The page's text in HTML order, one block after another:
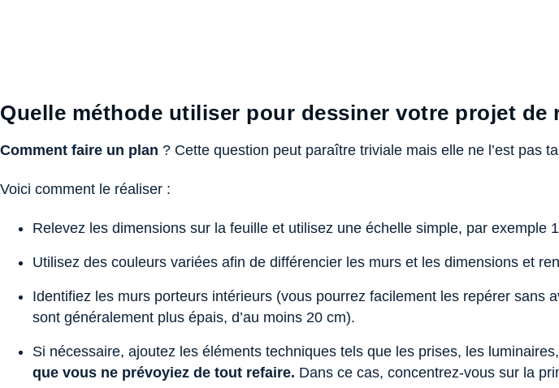
Quelle méthode utiliser pour dessiner votre projet de
Comment faire un plan ? Cette question peut paraître triviale mais elle ne l’est pas
Voici comment le réaliser :
Relevez les dimensions sur la feuille et utilisez une échelle simple, par exemple
Utilisez des couleurs variées afin de différencier les murs et les dimensions et
Identifiez les murs porteurs intérieurs (vous pourrez facilement les repérer sans
sont généralement plus épais, d’au moins 20 cm).
Si nécessaire, ajoutez les éléments techniques tels que les prises, les
que vous ne prévoyiez de tout refaire. Dans ce cas, concentrez-vous sur la